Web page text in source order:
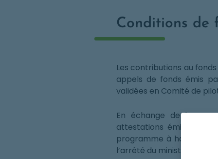
Conditions de
Les contributions au
appels de fonds émis
validées en Comité de
En échange de leur
attestations émises par
programme à hauteur de
l’arrêté du ministère en